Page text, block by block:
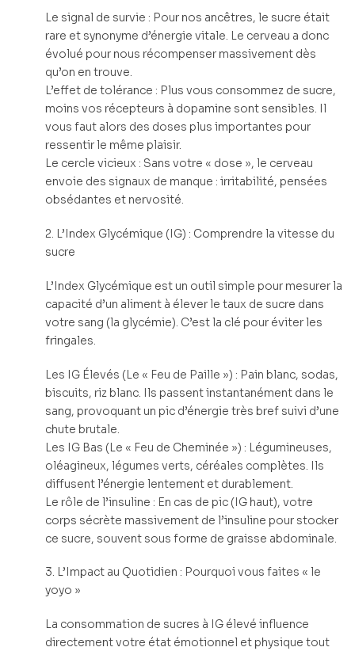
Le signal de survie : Pour nos ancêtres, le sucre était
rare et synonyme d’énergie vitale. Le cerveau a donc
évolué pour nous récompenser massivement dès
qu’on en trouve.
L’effet de tolérance : Plus vous consommez de sucre,
moins vos récepteurs à dopamine sont sensibles. Il
vous faut alors des doses plus importantes pour
ressentir le même plaisir.
Le cercle vicieux : Sans votre « dose », le cerveau
envoie des signaux de manque : irritabilité, pensées
obsédantes et nervosité.
2. L’Index Glycémique (IG) : Comprendre la vitesse du
sucre
L’Index Glycémique est un outil simple pour mesurer la
capacité d’un aliment à élever le taux de sucre dans
votre sang (la glycémie). C’est la clé pour éviter les
fringales.
Les IG Élevés (Le « Feu de Paille ») : Pain blanc, sodas,
biscuits, riz blanc. Ils passent instantanément dans le
sang, provoquant un pic d’énergie très bref suivi d’une
chute brutale.
Les IG Bas (Le « Feu de Cheminée ») : Légumineuses,
oléagineux, légumes verts, céréales complètes. Ils
diffusent l’énergie lentement et durablement.
Le rôle de l’insuline : En cas de pic (IG haut), votre
corps sécrète massivement de l’insuline pour stocker
ce sucre, souvent sous forme de graisse abdominale.
3. L’Impact au Quotidien : Pourquoi vous faites « le
yoyo »
La consommation de sucres à IG élevé influence
directement votre état émotionnel et physique tout